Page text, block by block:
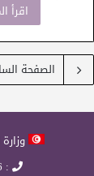
اقرأ
الصفحة
وزارة
: 71.563.006